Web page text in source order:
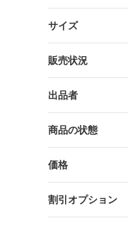
サイズ
販売状況
出品者
商品の状態
価格
割引オプション